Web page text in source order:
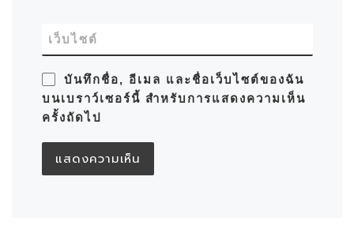
เว็บไซต์
บันทึกชื่อ, อีเมล และชื่อเว็บไซต์ของฉัน
บนเบราว์เซอร์นี้ สำหรับการแสดงความเห็น
ครั้งถัดไป